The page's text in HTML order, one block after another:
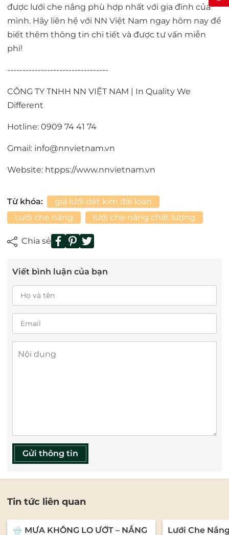
được lưới che nắng phù hợp nhất với gia đình của
mình. Hãy liên hệ với NN Việt Nam ngay hôm nay để
biết thêm thông tin chi tiết và được tư vấn miễn
phí!
---------------------------------
CÔNG TY TNHH NN VIỆT NAM | In Quality We
Different
Hotline: 0909 74 41 74
Gmail: info@nnvietnam.vn
Website: htpps://www.nnvietnam.vn
Từ khóa:
giá lưới dệt kim đài loan
Lưới che nắng
lưới che nắng chất lượng
Chia sẻ
Viết bình luận của bạn
Gửi thông tin
Tin tức liên quan
🌧️ MƯA KHÔNG LO ƯỚT – NẮNG Lưới Che